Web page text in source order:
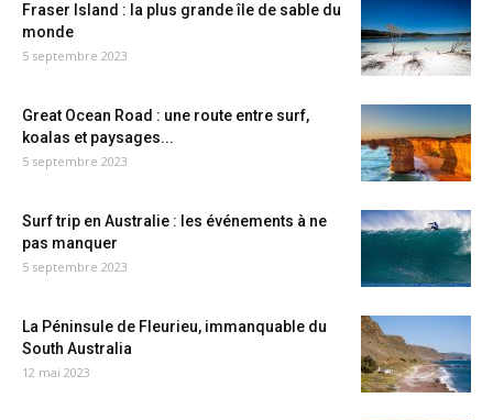
Fraser Island : la plus grande île de sable du
monde
5 septembre 2023
Great Ocean Road : une route entre surf,
koalas et paysages...
5 septembre 2023
Surf trip en Australie : les événements à ne
pas manquer
5 septembre 2023
La Péninsule de Fleurieu, immanquable du
South Australia
12 mai 2023